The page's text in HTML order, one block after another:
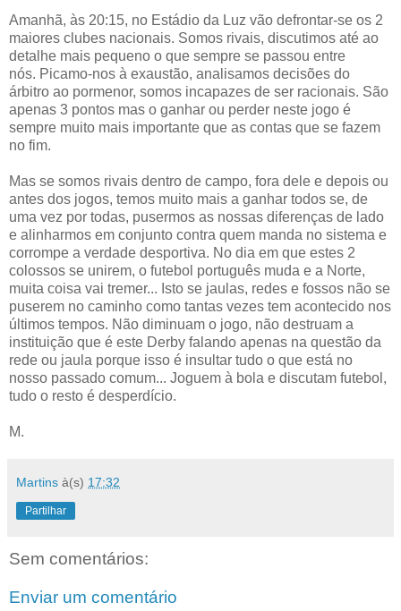
Amanhã, às 20:15, no Estádio da Luz vão defrontar-se os 2
maiores clubes nacionais. Somos rivais, discutimos até ao
detalhe mais pequeno o que sempre se passou entre
nós. Picamo-nos à exaustão, analisamos decisões do
árbitro ao pormenor, somos incapazes de ser racionais. São
apenas 3 pontos mas o ganhar ou perder neste jogo é
sempre muito mais importante que as contas que se fazem
no fim.
Mas se somos rivais dentro de campo, fora dele e depois ou
antes dos jogos, temos muito mais a ganhar todos se, de
uma vez por todas, pusermos as nossas diferenças de lado
e alinharmos em conjunto contra quem manda no sistema e
corrompe a verdade desportiva. No dia em que estes 2
colossos se unirem, o futebol português muda e a Norte,
muita coisa vai tremer... Isto se jaulas, redes e fossos não se
puserem no caminho como tantas vezes tem acontecido nos
últimos tempos. Não diminuam o jogo, não destruam a
instituição que é este Derby falando apenas na questão da
rede ou jaula porque isso é insultar tudo o que está no
nosso passado comum... Joguem à bola e discutam futebol,
tudo o resto é desperdício.
M.
Martins à(s) 17:32
Partilhar
Sem comentários:
Enviar um comentário